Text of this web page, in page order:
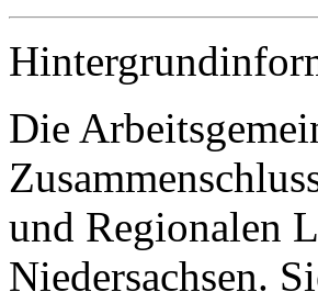
Die
und Regionalen
Niedersachsen.